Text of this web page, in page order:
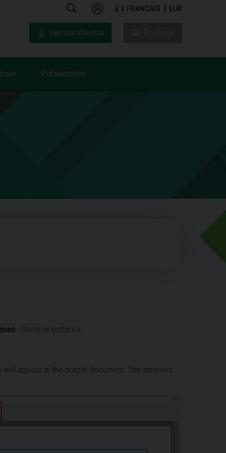
FRANÇAIS EUR
Présentation
Version d’essai
- texts or pictures.
will appear in the output document. The annexes